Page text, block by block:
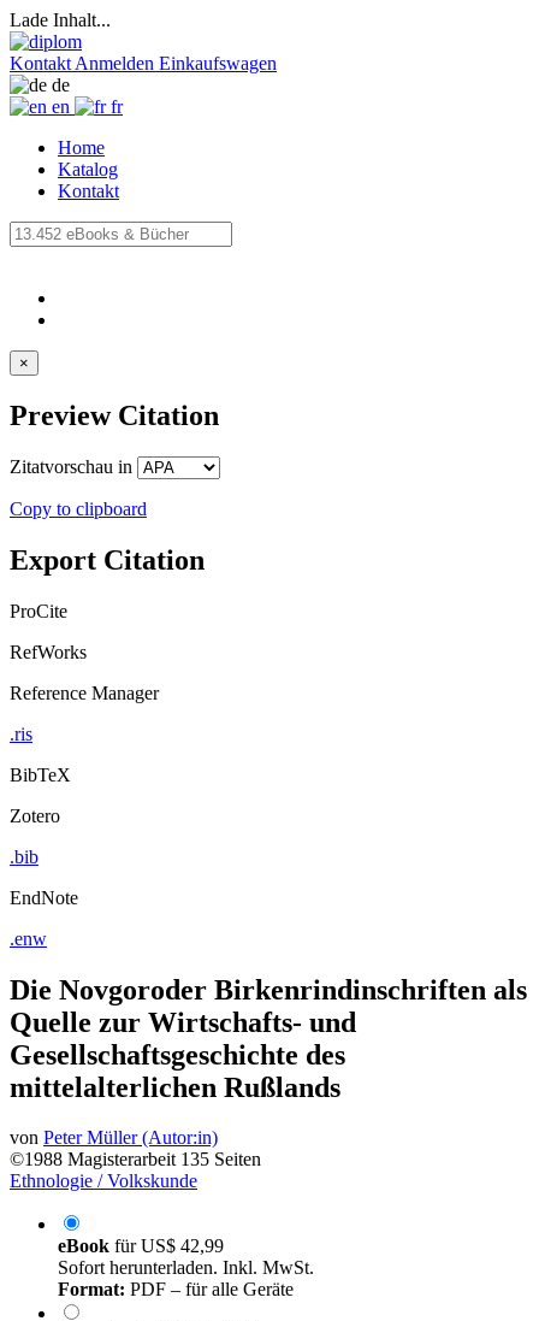
Lade Inhalt...
Kontakt Anmelden Einkaufswagen
de
en
fr
Home
Katalog
Kontakt
×
Preview Citation
Zitatvorschau in
Copy to clipboard
Export Citation
ProCite
RefWorks
Reference Manager
.ris
BibTeX
Zotero
.bib
EndNote
.enw
Die Novgoroder Birkenrindinschriften als
Quelle zur Wirtschafts- und
Gesellschaftsgeschichte des
mittelalterlichen Rußlands
von Peter Müller (Autor:in)
©1988 Magisterarbeit 135 Seiten
Ethnologie / Volkskunde
eBook fürUS$ 42,99
Sofort herunterladen. Inkl. MwSt.
Format: PDF – für alle Geräte